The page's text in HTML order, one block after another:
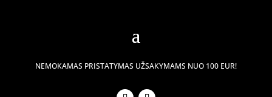
NEMOKAMAS PRISTATYMAS UŽSAKYMAMS NUO 100 EUR!